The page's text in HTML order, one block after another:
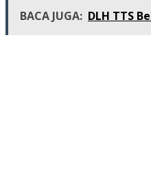
BACA JUGA: DLH TTS